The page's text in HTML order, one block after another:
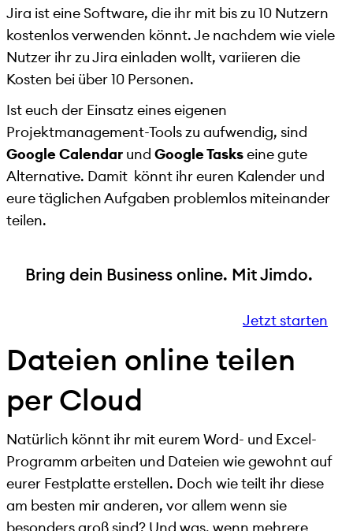
Jira ist eine Software, die ihr mit bis zu 10 Nutzern
kostenlos verwenden könnt. Je nachdem wie viele
Nutzer ihr zu Jira einladen wollt, variieren die
Kosten bei über 10 Personen.
Ist euch der Einsatz eines eigenen
Projektmanagement-Tools zu aufwendig, sind
Google Calendar und Google Taskseine gute
Alternative. Damit könnt ihr euren Kalender und
eure täglichen Aufgaben problemlos miteinander
teilen.
Bring dein Business online. Mit Jimdo.
Jetzt starten
Dateien online teilen
per Cloud
Natürlich könnt ihr mit eurem Word- und Excel-
Programm arbeiten und Dateien wie gewohnt auf
eurer Festplatte erstellen. Doch wie teilt ihr diese
am besten mir anderen, vor allem wenn sie